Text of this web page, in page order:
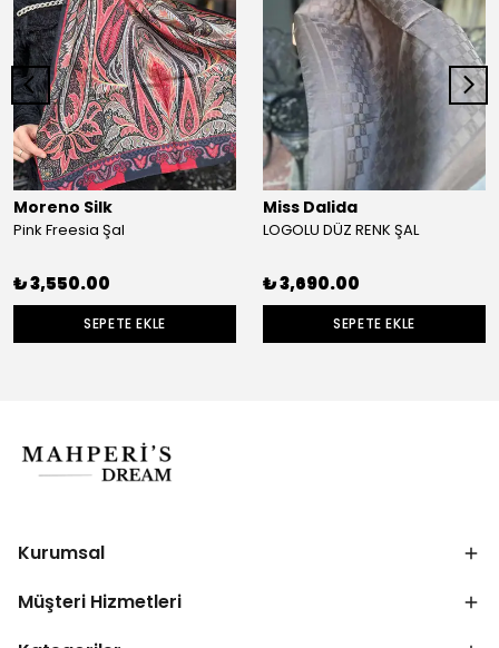
Moreno Silk
Pink Freesia Şal
₺ 3,550.00
SEPETE EKLE
Miss Dalida
LOGOLU DÜZ RENK ŞAL
₺ 3,690.00
SEPETE EKLE
Kurumsal
Müşteri Hizmetleri